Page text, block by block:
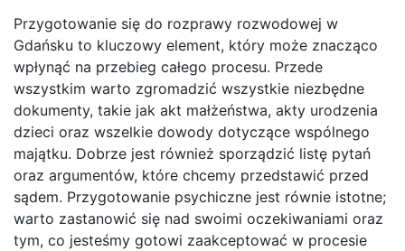
Przygotowanie się do rozprawy rozwodowej w
Gdańsku to kluczowy element, który może znacząco
wpłynąć na przebieg całego procesu. Przede
wszystkim warto zgromadzić wszystkie niezbędne
dokumenty, takie jak akt małżeństwa, akty urodzenia
dzieci oraz wszelkie dowody dotyczące wspólnego
majątku. Dobrze jest również sporządzić listę pytań
oraz argumentów, które chcemy przedstawić przed
sądem. Przygotowanie psychiczne jest równie istotne;
warto zastanowić się nad swoimi oczekiwaniami oraz
tym, co jesteśmy gotowi zaakceptować w procesie